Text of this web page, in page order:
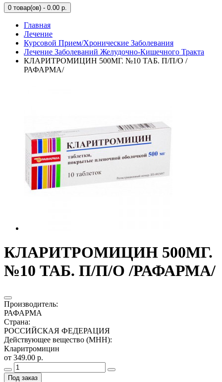
0 товар(ов) - 0.00 р.
Главная
Лечение
Курсовой Прием/Хронические Заболевания
Лечение Заболеваний Желудочно-Кишечного Тракта
КЛАРИТРОМИЦИН 500МГ. №10 ТАБ. П/П/О /
РАФАРМА/
КЛАРИТРОМИЦИН 500МГ.
№10 ТАБ. П/П/О /РАФАРМА/
Производитель:
РАФАРМА
Страна:
РОССИЙСКАЯ ФЕДЕРАЦИЯ
Действующее вещество (МНН):
Кларитромицин
от 349.00 р.
Под заказ